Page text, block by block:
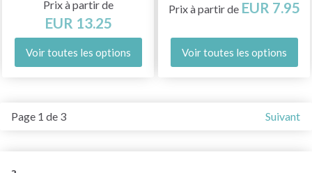
Prix à partir de
EUR 13.25
Voir toutes les options
Prix à partir de EUR 7.95
Voir toutes les options
Page 1 de 3 Suivant